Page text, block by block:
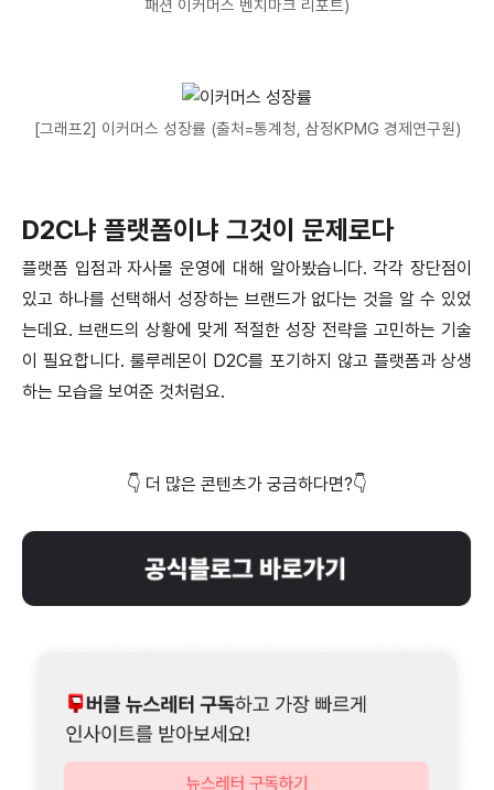
패션 이커머스 벤치마크 리포트)
[그래프2] 이커머스 성장률 (출처=통계청, 삼정KPMG 경제연구원)
D2C냐 플랫폼이냐 그것이 문제로다
플랫폼 입점과 자사몰 운영에 대해 알아봤습니다. 각각 장단점이
있고 하나를 선택해서 성장하는 브랜드가 없다는 것을 알 수 있었
는데요. 브랜드의 상황에 맞게 적절한 성장 전략을 고민하는 기술
이 필요합니다. 룰루레몬이 D2C를 포기하지 않고 플랫폼과 상생
하는 모습을 보여준 것처럼요.
👇 더 많은 콘텐츠가 궁금하다면?👇